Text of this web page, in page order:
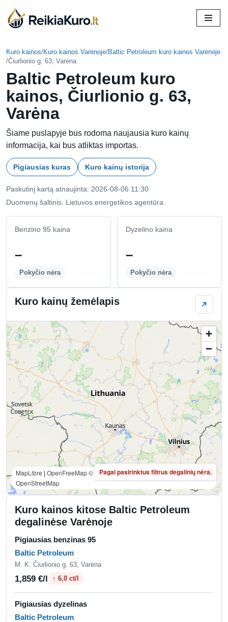
Skip
content
Kuro kainos/Kuro kainos Varėnoje/Baltic Petroleum kuro kainos Varėnoje
/Čiurlionio g. 63, Varėna
Baltic Petroleum kuro
kainos, Čiurlionio g. 63,
Varėna
Šiame puslapyje bus rodoma naujausia kuro kainų
informacija, kai bus atliktas importas.
Pigiausias kuras Kuro kainų istorija
Paskutinį kartą atnaujinta: 2026-08-06 11:30
Duomenų šaltinis: Lietuvos energetikos agentūra.
Benzino 95 kaina
–
Pokyčio nėra
Dyzelino kaina
–
Pokyčio nėra
Kuro kainų žemėlapis
MapLibre | OpenFreeMap© OpenMapTilesData from
OpenStreetMap
Pagal pasirinktus filtrus degalinių nėra.
Kuro kainos kitose Baltic Petroleum
degalinėse Varėnoje
Pigiausias benzinas 95
Baltic Petroleum
M. K. Čiurlionio g. 63, Varėna
1,859 €/l ↑ 6,0 ct/l
Pigiausias dyzelinas
Baltic Petroleum